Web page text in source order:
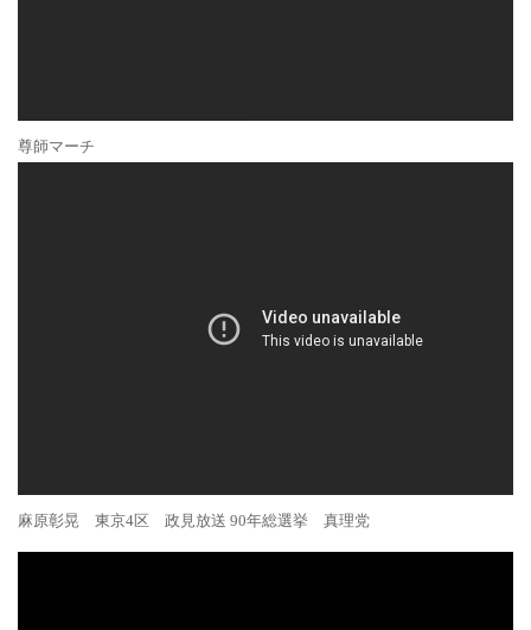
尊師マーチ
麻原彰晃 東京4区 政見放送 90年総選挙 真理党